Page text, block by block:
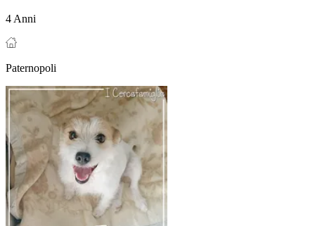
4 Anni
Paternopoli